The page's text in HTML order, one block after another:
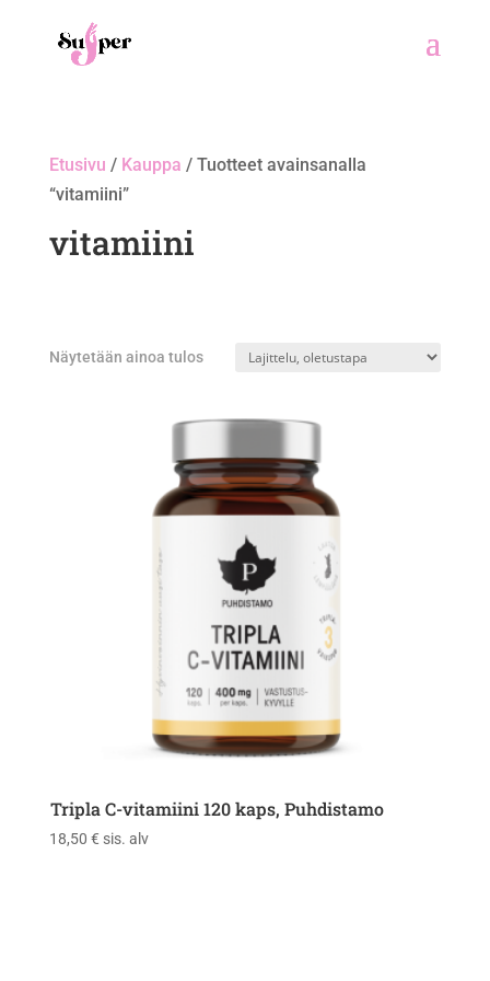
Etusivu / Kauppa / Tuotteet avainsanalla
“vitamiini”
vitamiini
Näytetään ainoa tulos
Tripla C-vitamiini 120 kaps, Puhdistamo
18,50 € sis. alv